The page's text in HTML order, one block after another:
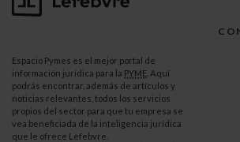
Espacio Pymes es el mejor portal de
información jurídica para la PYME . Aquí
podrás encontrar, además de artículos y
noticias relevantes, todos los servicios
propios del sector para que tu empresa se
vea beneficiada de la inteligencia jurídica
que le ofrece Lefebvre.